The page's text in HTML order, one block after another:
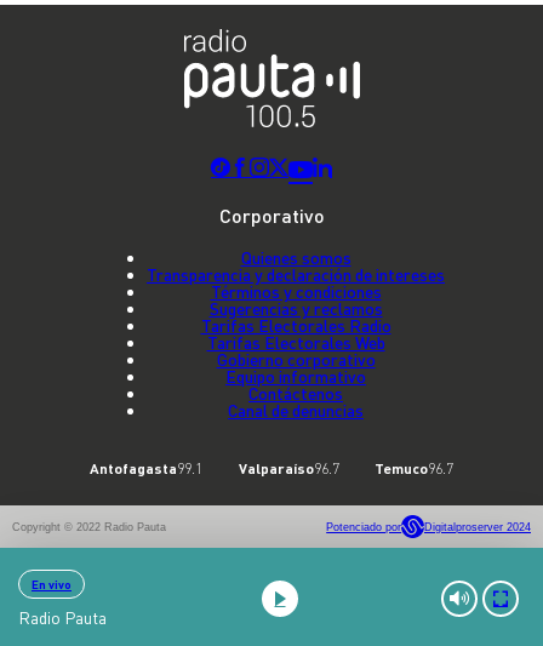
En vivo
Radio Pauta
Corporativo
Quienes somos
Transparencia y declaración de intereses
Términos y condiciones
Sugerencias y reclamos
Tarifas Electorales Radio
Tarifas Electorales Web
Gobierno corporativo
Equipo informativo
Contáctenos
Canal de denuncias
Antofagasta99.1 Valparaíso96.7 Temuco96.7
Copyright © 2022 Radio Pauta Potenciado por Digitalproserver 2024